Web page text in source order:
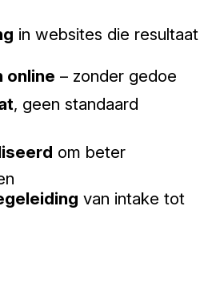
in websites die resultaat
online – zonder gedoe
, geen standaard
om beter
van intake tot